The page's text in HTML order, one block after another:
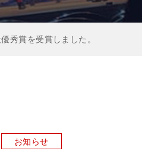
秀賞を受賞しました。
お知らせ